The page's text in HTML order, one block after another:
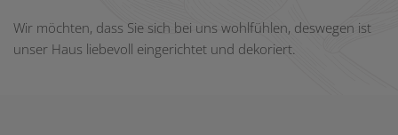
Wir möchten, dass Sie sich bei uns wohlfühlen, deswegen ist
unser Haus liebevoll eingerichtet und dekoriert.